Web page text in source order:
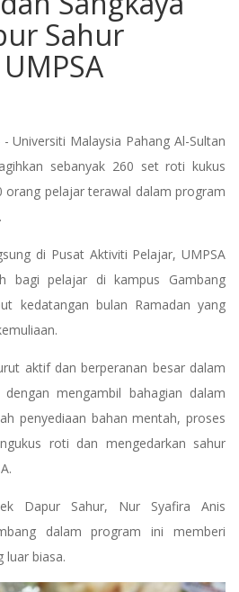
Sahur
Universiti Malaysia Pahang Al-Sultan
sebanyak 260 set roti kukus
orang pelajar terawal dalam program
di Pusat Aktiviti Pelajar, UMPSA
bagi pelajar di kampus Gambang
kedatangan bulan Ramadan yang
aktif dan berperanan besar dalam
mengambil bahagian dalam
penyediaan bahan mentah, proses
roti dan mengedarkan sahur
Dapur Sahur, Nur Syafira Anis
dalam program ini memberi
luar biasa.